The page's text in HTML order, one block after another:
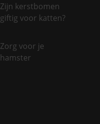
Zijn kerstbomen
giftig voor katten?
Zorg voor je
hamster